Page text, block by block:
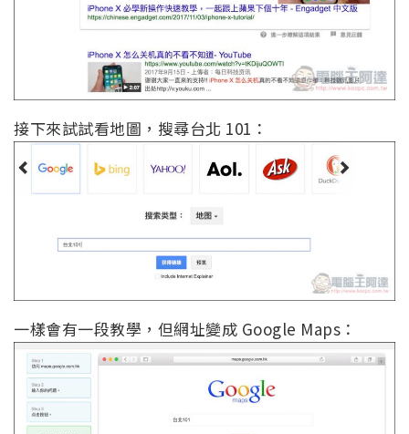
接下來試試看地圖，搜尋台北 101：
一樣會有一段教學，但網址變成 Google Maps：